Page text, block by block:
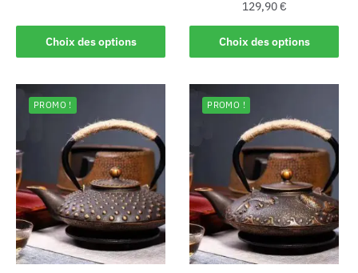
Choix des options
129,90€
Choix des options
PROMO ! PROMO !